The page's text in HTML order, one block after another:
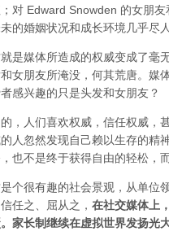
对 Edward Snowden 的女朋
的婚姻状况和成长环境几乎尽
是媒体所造成的权威变成了毫
女朋友所淹没，何其荒唐。媒
感兴趣的只是头发和女朋友？
，人们喜欢权威，信任权威，
的人忽然发现自己赖以生存的
也不是终于获得自由的轻松，
个很有趣的社会景观，从单位
任之、屈从之， 在社交媒体上
家长制继续在虚拟世界发扬光大